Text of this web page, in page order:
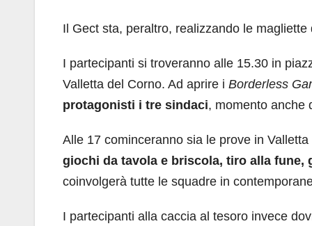
Il Gect sta, peraltro, realizzando le
I partecipanti si troveranno alle 15.30 in
Valletta del Corno. Ad aprire i Borderless
protagonisti i tre sindaci, momento anche
Alle 17 cominceranno sia le prove in
giochi da tavola e briscola, tiro alla fune,
coinvolgerà tutte le squadre in
I partecipanti alla caccia al tesoro invece